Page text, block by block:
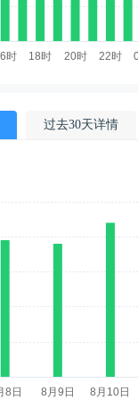
过去30天详情